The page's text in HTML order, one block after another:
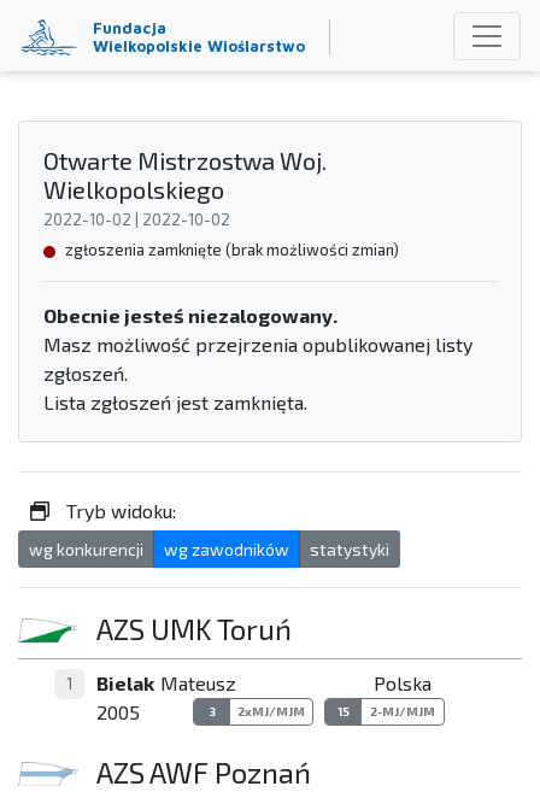
Fundacja
Wielkopolskie Wioślarstwo
Otwarte Mistrzostwa Woj.
Wielkopolskiego
2022-10-02 | 2022-10-02
zgłoszenia zamknięte (brak możliwości zmian)
Obecnie jesteś niezalogowany.
Masz możliwość przejrzenia opublikowanej listy
zgłoszeń.
Lista zgłoszeń jest zamknięta.
Tryb widoku:
wg konkurencji wg zawodników statystyki
AZS UMK Toruń
1 Bielak Mateusz
Polska
2005
3 2xMJ/MJM 15 2-MJ/MJM
AZS AWF Poznań